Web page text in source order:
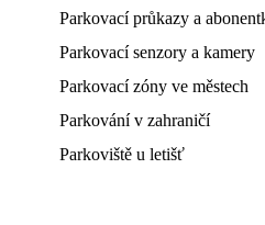
Parkovací průkazy a
Parkovací senzory a kamery
Parkovací zóny ve městech
Parkování v zahraničí
Parkoviště u letišť